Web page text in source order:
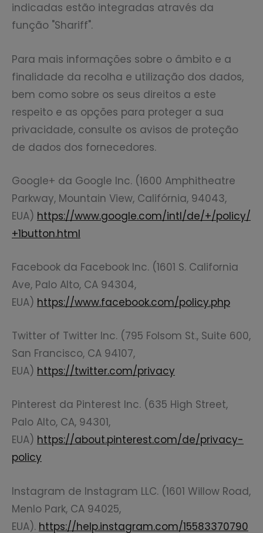
indicadas estão integradas através da
função "Shariff".
Para mais informações sobre o âmbito e a
finalidade da recolha e utilização dos dados,
bem como sobre os seus direitos a este
respeito e as opções para proteger a sua
privacidade, consulte os avisos de proteção
de dados dos fornecedores.
Google+ da Google Inc. (1600 Amphitheatre
Parkway, Mountain View, Califórnia, 94043,
EUA) https://www.google.com/intl/de/+/policy/
+1button.html
Facebook da Facebook Inc. (1601 S. California
Ave, Palo Alto, CA 94304,
EUA) https://www.facebook.com/policy.php
Twitter of Twitter Inc. (795 Folsom St., Suite 600,
San Francisco, CA 94107,
EUA) https://twitter.com/privacy
Pinterest da Pinterest Inc. (635 High Street,
Palo Alto, CA, 94301,
EUA) https://about.pinterest.com/de/privacy-
policy
Instagram de Instagram LLC. (1601 Willow Road,
Menlo Park, CA 94025,
EUA). https://help.instagram.com/15583370790